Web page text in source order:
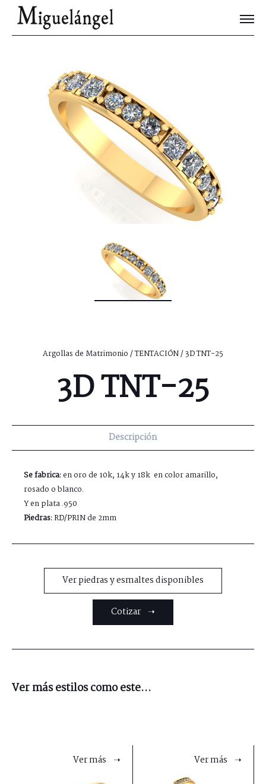
Joyas Únicas
Blog
Contacto
Argollas de Matrimonio/TENTACIÓN/ 3D TNT-25
3D TNT-25
Descripción
Se fabrica:en oro de 10k, 14k y 18k en color amarillo,
rosado o blanco.
Y en plata .950
Piedras:RD/PRIN de 2mm
Ver piedras y esmaltes disponibles
Cotizar ➝
Ver más estilos como este...
Ver más ➝ Ver más ➝